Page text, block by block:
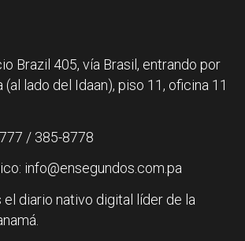
Brazil 405, vía Brasil, entrando por
(al lado del Idaan), piso 11, oficina 11
/ 385-8778
info@ensegundos.com.pa
el diario nativo digital líder de la